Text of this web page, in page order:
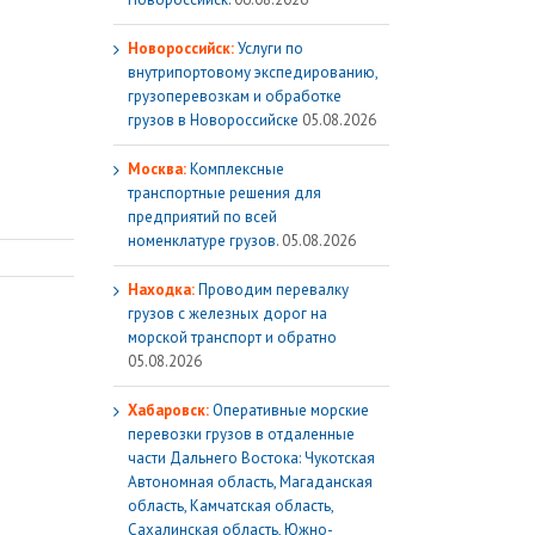
Новороссийск:Услуги по
внутрипортовому экспедированию,
грузоперевозкам и обработке
грузов в Новороссийске 05.08.2026
Москва:Комплексные
транспортные решения для
предприятий по всей
номенклатуре грузов. 05.08.2026
Находка:Проводим перевалку
грузов с железных дорог на
морской транспорт и обратно
05.08.2026
Хабаровск:Оперативные морские
перевозки грузов в отдаленные
части Дальнего Востока: Чукотская
Автономная область, Магаданская
область, Камчатская область,
Сахалинская область, Южно-